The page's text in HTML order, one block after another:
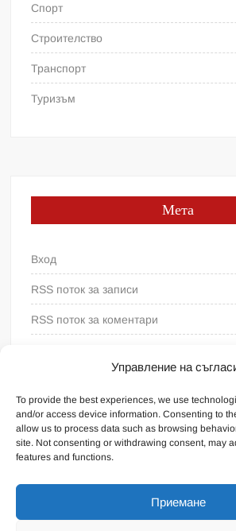
Управление на
To provide the best experiences, we use
and/or access device information. Consenting to
allow us to process data such as browsing
site. Not consenting or withdrawing consent, may
features and functions.
Приемане
Спорт
Строителство
Транспорт
Туризъм
Мета
Вход
RSS поток за записи
RSS поток за коментари